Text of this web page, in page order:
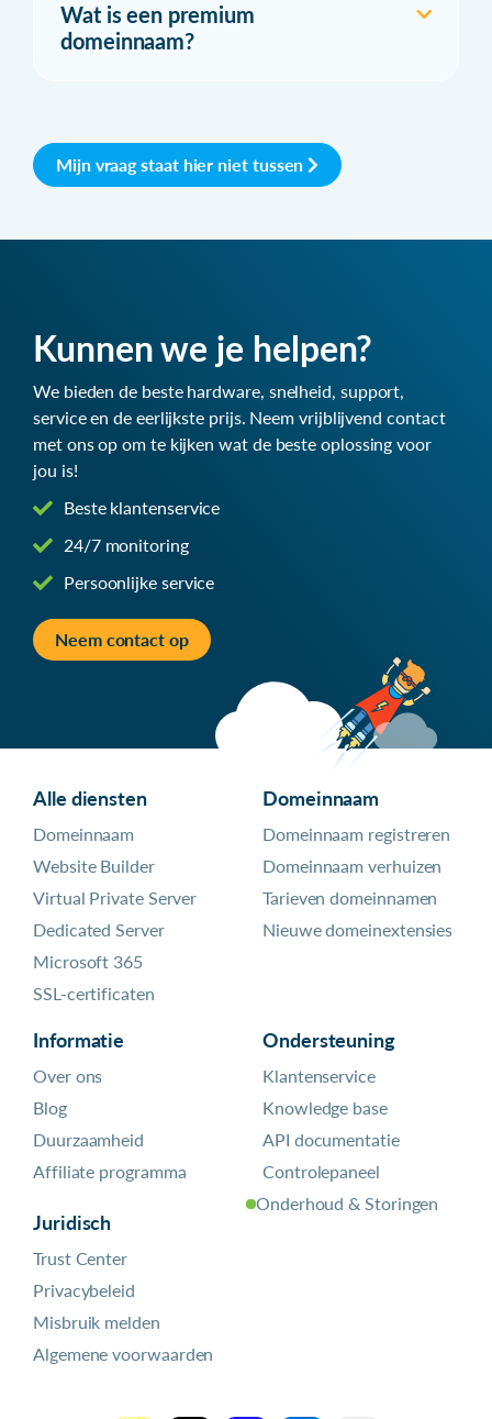
Wat is een premium
domeinnaam?
Mijn vraag staat hier niet tussen
Kunnen we je helpen?
We bieden de beste hardware, snelheid, support,
service en de eerlijkste prijs. Neem vrijblijvend contact
met ons op om te kijken wat de beste oplossing voor
jou is!
Beste klantenservice
24/7 monitoring
Persoonlijke service
Neem contact op
Alle diensten
Domeinnaam
Website Builder
Virtual Private Server
Dedicated Server
Microsoft 365
SSL-certificaten
Domeinnaam
Domeinnaam registreren
Domeinnaam verhuizen
Tarieven domeinnamen
Nieuwe domeinextensies
Informatie
Over ons
Blog
Duurzaamheid
Affiliate programma
Juridisch
Trust Center
Privacybeleid
Misbruik melden
Algemene voorwaarden
Ondersteuning
Klantenservice
Knowledge base
API documentatie
Controlepaneel
Onderhoud & Storingen